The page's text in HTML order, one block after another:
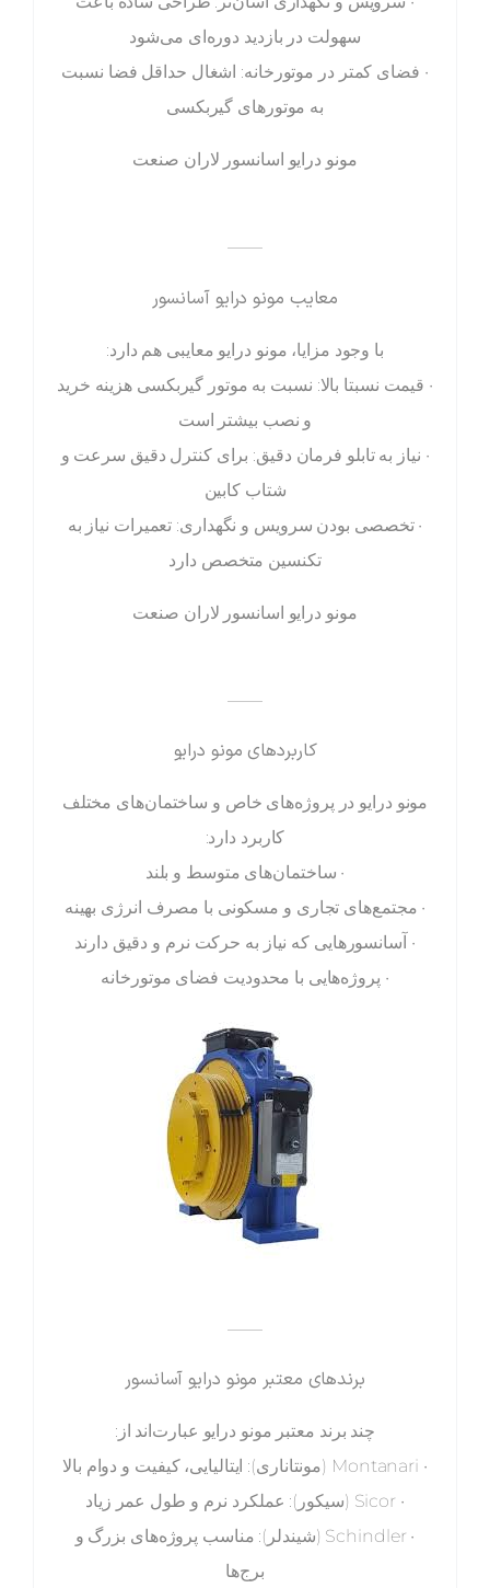
سهولت در بازدید دوره‌ای می‌شود
• فضای کمتر در موتورخانه: اشغال حداقل فضا نسبت
به موتورهای گیربکسی
مونو درایو اسانسور لاران صنعت
——
معایب مونو درایو آسانسور
با وجود مزایا، مونو درایو معایبی هم دارد:
• قیمت نسبتا بالا: نسبت به موتور گیربکسی هزینه خرید
و نصب بیشتر است
• نیاز به تابلو فرمان دقیق: برای کنترل دقیق سرعت و
شتاب کابین
• تخصصی بودن سرویس و نگهداری: تعمیرات نیاز به
تکنسین متخصص دارد
مونو درایو اسانسور لاران صنعت
——
کاربردهای مونو درایو
مونو درایو در پروژه‌های خاص و ساختمان‌های مختلف
کاربرد دارد:
• ساختمان‌های متوسط و بلند
• مجتمع‌های تجاری و مسکونی با مصرف انرژی بهینه
• آسانسورهایی که نیاز به حرکت نرم و دقیق دارند
• پروژه‌هایی با محدودیت فضای موتورخانه
——
برندهای معتبر مونو درایو آسانسور
چند برند معتبر مونو درایو عبارت‌اند از:
• Montanari (مونتاناری): ایتالیایی، کیفیت و دوام بالا
• Sicor (سیکور): عملکرد نرم و طول عمر زیاد
• Schindler (شیندلر): مناسب پروژه‌های بزرگ و
برج‌ها